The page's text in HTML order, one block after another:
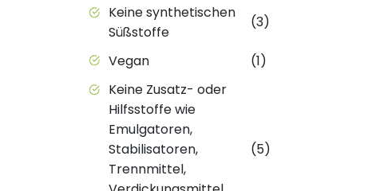
Keine synthetischen
Süßstoffe
(3)
Vegan
(1)
Keine Zusatz- oder
Hilfsstoffe wie
Emulgatoren,
Stabilisatoren,
Trennmittel,
(5)